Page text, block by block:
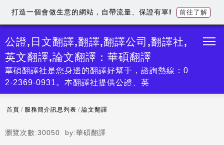
公證,日文翻譯,翻譯,翻譯公司,翻譯社,
英文翻譯,論文翻譯：華碩翻譯
華碩翻譯社是您身邊的翻譯好幫手，諮詢熱線：0
2-2369-0931。本翻譯社提供公證、英
首頁 / 服務簡介訊息列表 / 論文翻譯
瀏覽次數:30050 by:華碩翻譯
打造一個會做生意的網站，自帶流量、保證有單! 前往了解